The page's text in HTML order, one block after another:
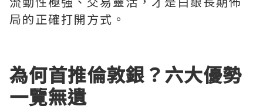
局的正確打開方式。
為何首推倫敦銀？六大優勢
一覽無遺